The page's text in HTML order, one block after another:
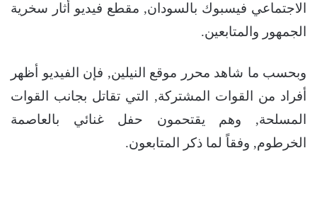
الاجتماعي فيسبوك بالسودان, مقطع فيديو أثار سخرية
الجمهور والمتابعين.
وبحسب ما شاهد محرر موقع النيلين, فإن الفيديو أظهر
أفراد من القوات المشتركة, التي تقاتل بجانب القوات
المسلحة, وهم يقتحمون حفل غنائي بالعاصمة
الخرطوم, وفقاً لما ذكر المتابعون.